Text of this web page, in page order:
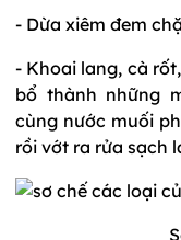
- Dừa xiêm đem
- Khoai lang, cà
bổ thành những
cùng nước muối
rồi vớt ra rửa sạch